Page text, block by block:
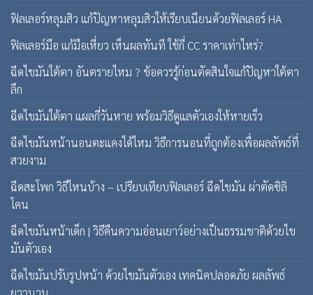
ฟิลเลอร์หลุมสิว แก้ปัญหาหลุมสิวให้เรียบเนียนด้วยฟิลเลอร์ HA
ฟิลเลอร์มือ แก้มือเหี่ยว เห็นผลทันที ใช้กี่ CC ราคาเท่าไหร่?
ฉีดไขมันใต้ตา อันตรายไหม ? ข้อควรรู้ก่อนตัดสินใจแก้ปัญหาใต้ตา
ลึก
ฉีดไขมันใต้ตา แผลกี่วันหาย พร้อมวิธีดูแลตัวเองให้หายเร็ว
ฉีดไขมันหน้านอนตะแคงได้ไหม วิธีการนอนที่ถูกต้องเพื่อผลลัพธ์ที่
สวยงาม
ฉีดสะโพก วิธีไหนบ้าง – เปรียบเทียบฟิลเลอร์ ฉีดไขมัน ผ่าตัดซิลิ
โคน
ฉีดไขมันหน้าเด็ก | วิธีคืนความอ่อนเยาว์อย่างเป็นธรรมชาติด้วยไข
มันตัวเอง
ฉีดไขมันปรับรูปหน้า ด้วยไขมันตัวเอง เทคนิคปลอดภัย ผลลัพธ์